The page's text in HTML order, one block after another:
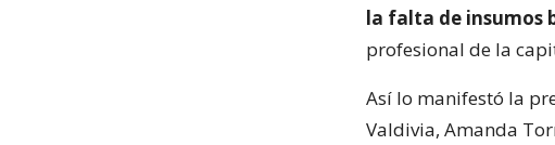
la falta de insumos
profesional de la
Así lo manifestó la
Valdivia, Amanda